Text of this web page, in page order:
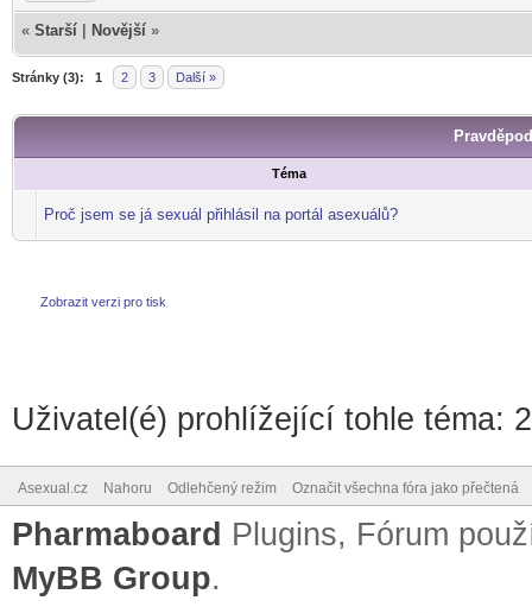
« Starší Novější »
Stránky (3): 1 2 3 Další »
Téma
Proč jsem se já sexuál přihlásil na portál asexuálů?
Zobrazit verzi pro tisk
Uživatel(é) prohlížející tohle téma:
Asexual.cz Nahoru Odlehčený režim Označit všechna fóra jako přečtená
Pharmaboard Plugins, Fórum
MyBB Group.